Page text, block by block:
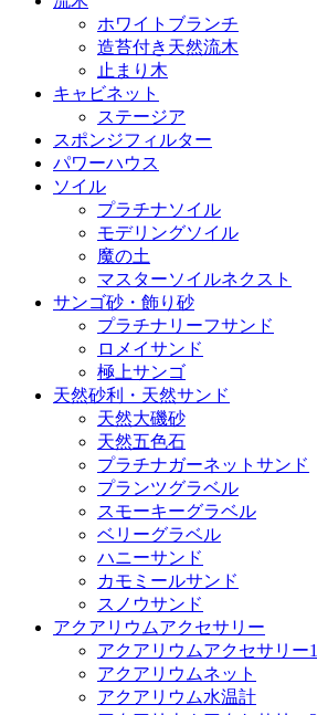
ホワイトブランチ
造苔付き天然流木
止まり木
キャビネット
ステージア
スポンジフィルター
パワーハウス
ソイル
プラチナソイル
モデリングソイル
魔の土
マスターソイルネクスト
サンゴ砂・飾り砂
プラチナリーフサンド
ロメイサンド
極上サンゴ
天然砂利・天然サンド
天然大磯砂
天然五色石
プラチナガーネットサンド
プランツグラベル
スモーキーグラベル
ベリーグラベル
ハニーサンド
カモミールサンド
スノウサンド
アクアリウムアクセサリー
アクアリウムアクセサリー1
アクアリウムネット
アクアリウム水温計